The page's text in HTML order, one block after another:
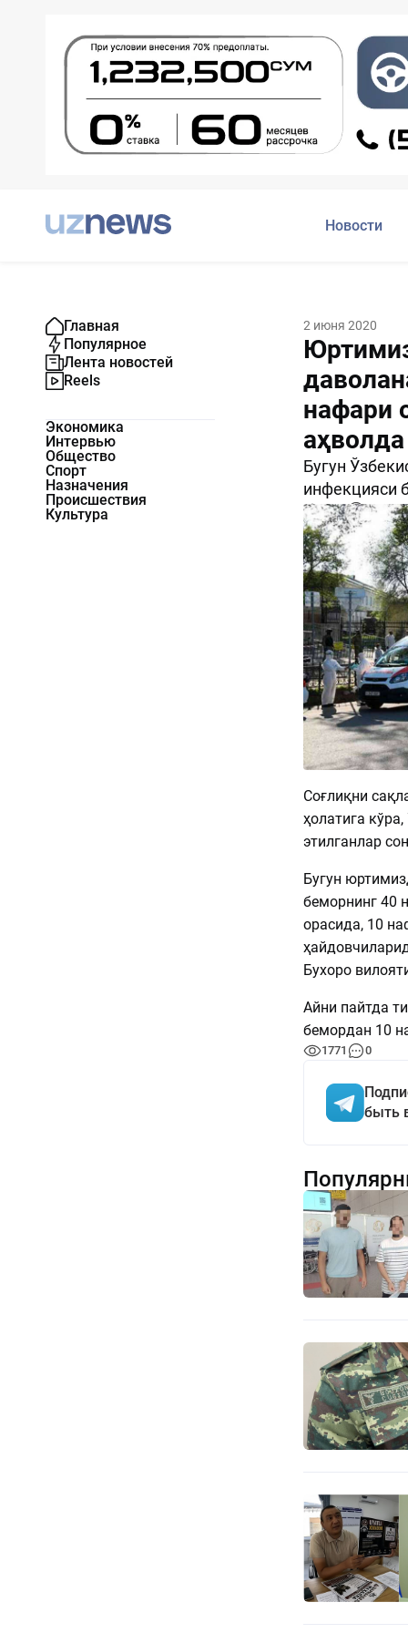
Новости
Главная
Популярное
Лента новостей
Reels
Экономика
Интервью
Общество
Спорт
Назначения
Происшествия
Культура
2 июня 2020
нафари
Бугун
инфекцияси
1771 0
Соғлиқни
ҳолатига
этилганлар
Бугун
беморнинг 40
орасида, 10
Бухоро
Айни пайтда
бемордан 10
1771 0
быть